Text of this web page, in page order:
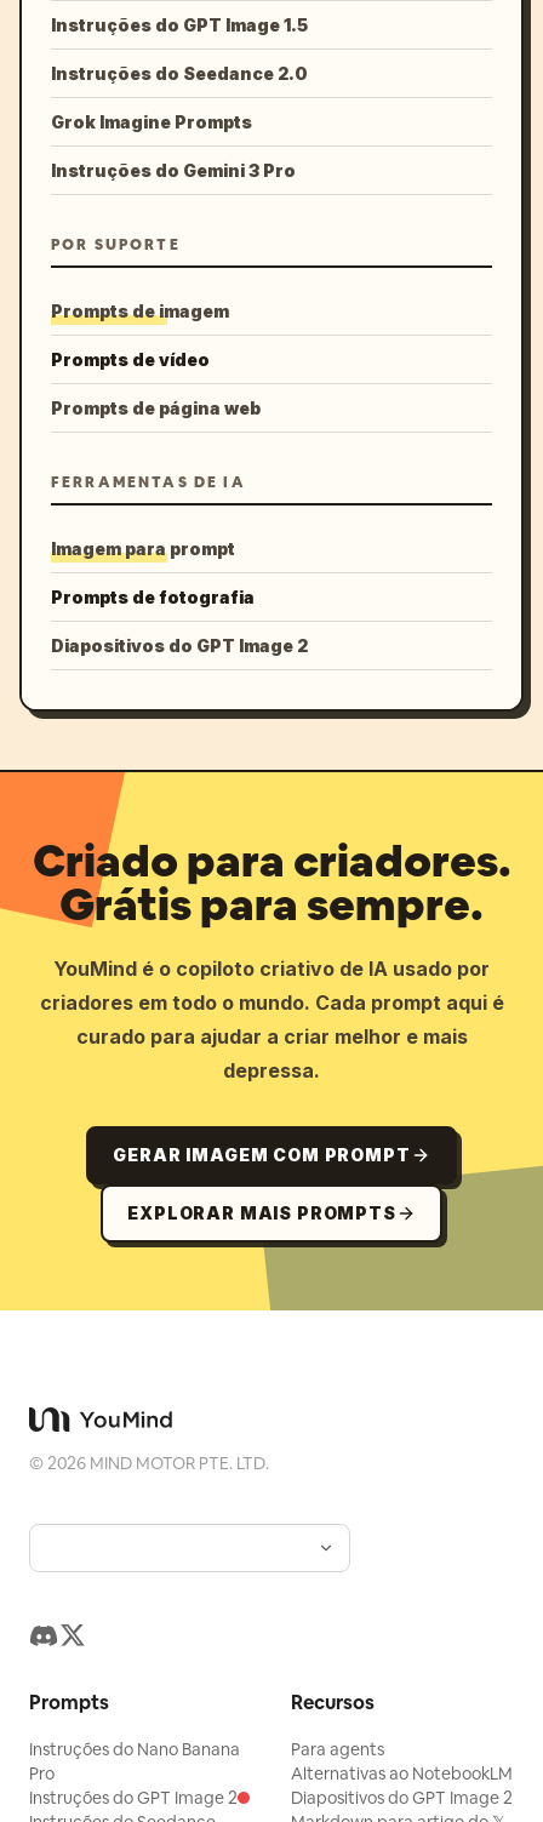
Instruções do GPT Image 1.5
Instruções do Seedance 2.0
Grok Imagine Prompts
Instruções do Gemini 3 Pro
POR SUPORTE
Prompts de imagem
Prompts de vídeo
Prompts de página web
FERRAMENTAS DE IA
Imagem para prompt
Prompts de fotografia
Diapositivos do GPT Image 2
Criado para criadores.
Grátis para sempre.
YouMind é o copiloto criativo de IA usado por
criadores em todo o mundo. Cada prompt aqui é
curado para ajudar a criar melhor e mais
depressa.
GERAR IMAGEM COM PROMPT
EXPLORAR MAIS PROMPTS
©2026 MIND MOTOR PTE. LTD.
Prompts
Instruções do Nano Banana
Pro
Instruções do GPT Image 2
Recursos
Para agents
Alternativas ao NotebookLM
Diapositivos do GPT Image 2